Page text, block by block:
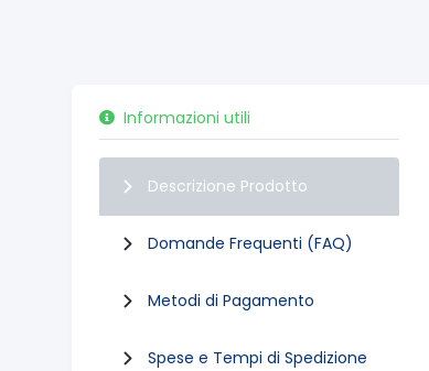
Informazioni utili
Descrizione Prodotto
Domande Frequenti (FAQ)
Metodi di Pagamento
Spese e Tempi di Spedizione